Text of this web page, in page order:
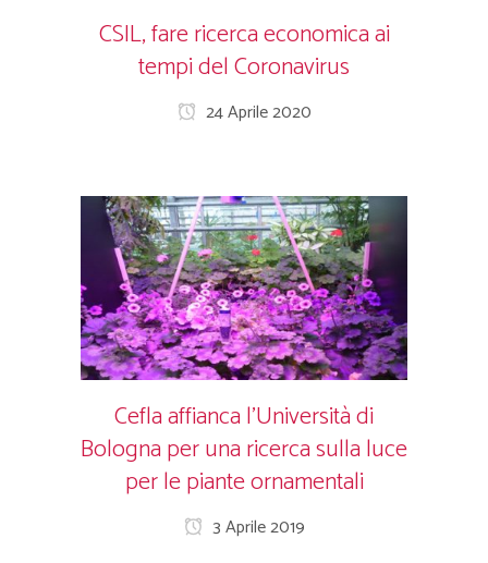
CSIL, fare ricerca economica ai
tempi del Coronavirus
24 Aprile 2020
Cefla affianca l’Università di
Bologna per una ricerca sulla luce
per le piante ornamentali
3 Aprile 2019